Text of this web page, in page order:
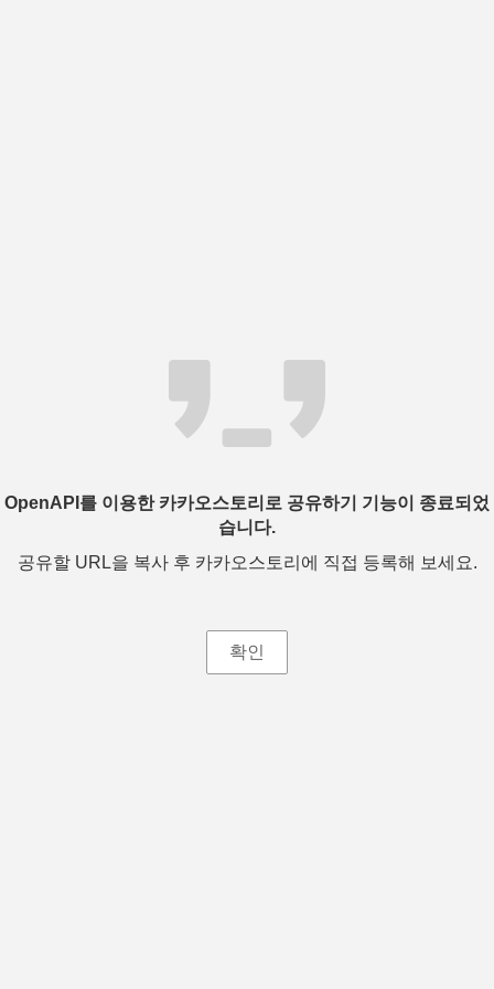
OpenAPI를 이용한 카카오스토리로 공유하기 기능이 종료되었
습니다.
공유할 URL을 복사 후 카카오스토리에 직접 등록해 보세요.
확인